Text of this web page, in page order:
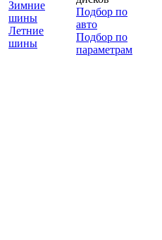
Зимние
шины
Летние
шины
Подбор по
авто
Подбор по
параметрам